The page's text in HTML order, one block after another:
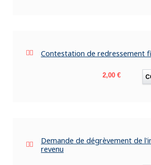
Contestation de redressement
Prix
2,00 €
Demande de dégrèvement de
revenu